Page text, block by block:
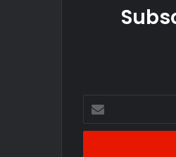
your
Email